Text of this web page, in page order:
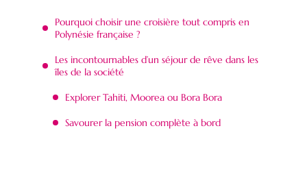
Pourquoi choisir une croisière tout compris en
Polynésie française ?
Les incontournables d’un séjour de rêve dans les
îles de la société
Explorer Tahiti, Moorea ou Bora Bora
Savourer la pension complète à bord